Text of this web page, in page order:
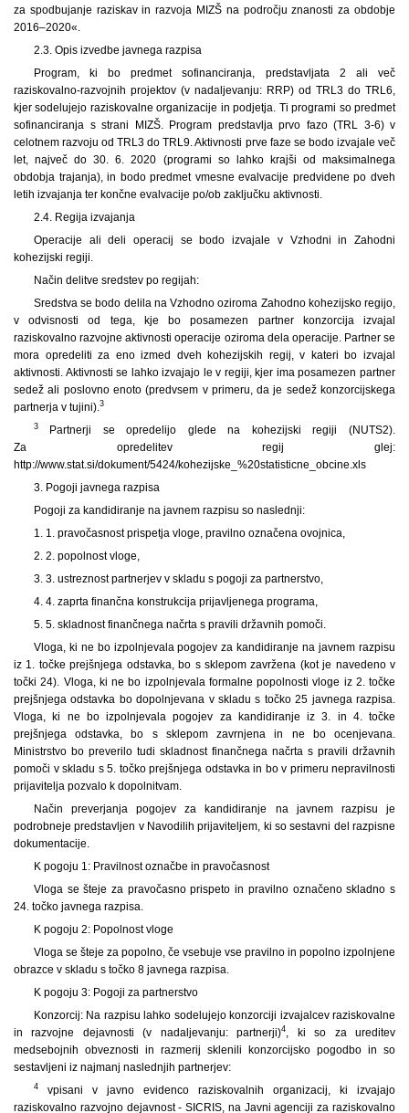
za spodbujanje raziskav in razvoja MIZŠ na področju znanosti za obdobje
2016–2020«.
2.3. Opis izvedbe javnega razpisa
Program, ki bo predmet sofinanciranja, predstavljata 2 ali več
raziskovalno-razvojnih projektov (v nadaljevanju: RRP) od TRL3 do TRL6,
kjer sodelujejo raziskovalne organizacije in podjetja. Ti programi so predmet
sofinanciranja s strani MIZŠ. Program predstavlja prvo fazo (TRL 3-6) v
celotnem razvoju od TRL3 do TRL9. Aktivnosti prve faze se bodo izvajale več
let, največ do 30. 6. 2020 (programi so lahko krajši od maksimalnega
obdobja trajanja), in bodo predmet vmesne evalvacije predvidene po dveh
letih izvajanja ter končne evalvacije po/ob zaključku aktivnosti.
2.4. Regija izvajanja
Operacije ali deli operacij se bodo izvajale v Vzhodni in Zahodni
kohezijski regiji.
Način delitve sredstev po regijah:
Sredstva se bodo delila na Vzhodno oziroma Zahodno kohezijsko regijo,
v odvisnosti od tega, kje bo posamezen partner konzorcija izvajal
raziskovalno razvojne aktivnosti operacije oziroma dela operacije. Partner se
mora opredeliti za eno izmed dveh kohezijskih regij, v kateri bo izvajal
aktivnosti. Aktivnosti se lahko izvajajo le v regiji, kjer ima posamezen partner
sedež ali poslovno enoto (predvsem v primeru, da je sedež konzorcijskega
partnerja v tujini).3
3Partnerji se opredelijo glede na kohezijski regiji (NUTS2).
Za opredelitev regij glej:
http://www.stat.si/dokument/5424/kohezijske_%20statisticne_obcine.xls
3. Pogoji javnega razpisa
Pogoji za kandidiranje na javnem razpisu so naslednji:
1. 1. pravočasnost prispetja vloge, pravilno označena ovojnica,
2. 2. popolnost vloge,
3. 3. ustreznost partnerjev v skladu s pogoji za partnerstvo,
4. 4. zaprta finančna konstrukcija prijavljenega programa,
5. 5. skladnost finančnega načrta s pravili državnih pomoči.
Vloga, ki ne bo izpolnjevala pogojev za kandidiranje na javnem razpisu
iz 1. točke prejšnjega odstavka, bo s sklepom zavržena (kot je navedeno v
točki 24). Vloga, ki ne bo izpolnjevala formalne popolnosti vloge iz 2. točke
prejšnjega odstavka bo dopolnjevana v skladu s točko 25 javnega razpisa.
Vloga, ki ne bo izpolnjevala pogojev za kandidiranje iz 3. in 4. točke
prejšnjega odstavka, bo s sklepom zavrnjena in ne bo ocenjevana.
Ministrstvo bo preverilo tudi skladnost finančnega načrta s pravili državnih
pomoči v skladu s 5. točko prejšnjega odstavka in bo v primeru nepravilnosti
prijavitelja pozvalo k dopolnitvam.
Način preverjanja pogojev za kandidiranje na javnem razpisu je
podrobneje predstavljen v Navodilih prijaviteljem, ki so sestavni del razpisne
dokumentacije.
K pogoju 1: Pravilnost označbe in pravočasnost
Vloga se šteje za pravočasno prispeto in pravilno označeno skladno s
24. točko javnega razpisa.
K pogoju 2: Popolnost vloge
Vloga se šteje za popolno, če vsebuje vse pravilno in popolno izpolnjene
obrazce v skladu s točko 8 javnega razpisa.
K pogoju 3: Pogoji za partnerstvo
Konzorcij: Na razpisu lahko sodelujejo konzorciji izvajalcev raziskovalne
in razvojne dejavnosti (v nadaljevanju: partnerji)4, ki so za ureditev
medsebojnih obveznosti in razmerij sklenili konzorcijsko pogodbo in so
sestavljeni iz najmanj naslednjih partnerjev:
4vpisani v javno evidenco raziskovalnih organizacij, ki izvajajo
raziskovalno razvojno dejavnost - SICRIS, na Javni agenciji za raziskovalno